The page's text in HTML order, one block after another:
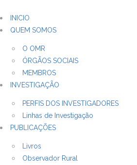
INICIO
QUEM SOMOS
O OMR
ÓRGÃOS SOCIAIS
MEMBROS
INVESTIGAÇÃO
PERFIS DOS INVESTIGADORES
Linhas de Investigação
PUBLICAÇÕES
Livros
Observador Rural